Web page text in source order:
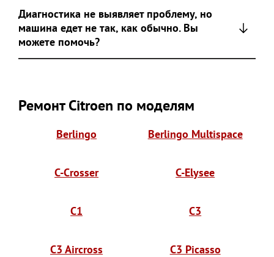
Диагностика не выявляет проблему, но
машина едет не так, как обычно. Вы
можете помочь?
Ремонт Citroen по моделям
Berlingo Berlingo Multispace
C-Crosser C-Elysee
C1 C3
C3 Aircross C3 Picasso